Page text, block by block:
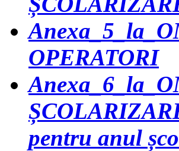
OPERATORI
pentru anul